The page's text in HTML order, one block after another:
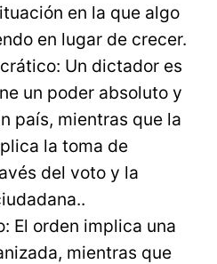
en la que algo
en lugar de crecer.
Un dictador es
un poder absoluto y
país, mientras que la
la toma de
del voto y la
El orden implica una
mientras que